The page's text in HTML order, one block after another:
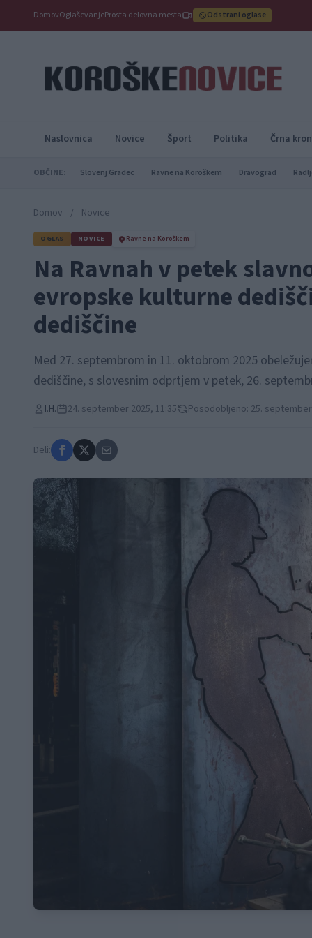
DomovOglaševanjeProsta delovna mesta Odstrani oglase
Naslovnica Novice Šport Politika Črna
OBČINE: Slovenj Gradec Ravne na Koroškem Dravograd
Domov / Novice
OGLAS NOVICE Ravne na Koroškem
Na Ravnah v petek
evropske kulturne
dediščine
Med 27. septembrom in 11. oktobrom 2025
dediščine, s slovesnim odprtjem v petek, 26.
I.H. 24. september 2025, 11:35 Posodobljeno: 25. september
Deli: